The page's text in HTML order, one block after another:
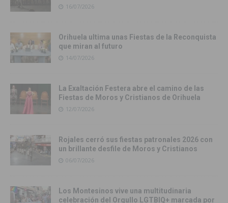
16/07/2026
Orihuela ultima unas Fiestas de la Reconquista
que miran al futuro
14/07/2026
La Exaltación Festera abre el camino de las
Fiestas de Moros y Cristianos de Orihuela
12/07/2026
Rojales cerró sus fiestas patronales 2026 con
un brillante desfile de Moros y Cristianos
06/07/2026
Los Montesinos vive una multitudinaria
celebración del Orgullo LGTBIQ+ marcada por